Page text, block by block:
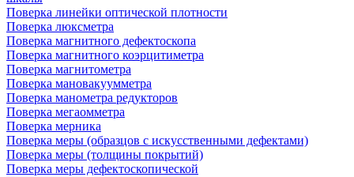
Поверка линейки оптической плотности
Поверка люксметра
Поверка магнитного дефектоскопа
Поверка магнитного коэрцитиметра
Поверка магнитометра
Поверка мановакуумметра
Поверка манометра редукторов
Поверка мегаомметра
Поверка мерника
Поверка меры (образцов с искусственными дефектами)
Поверка меры (толщины покрытий)
Поверка меры дефектоскопической